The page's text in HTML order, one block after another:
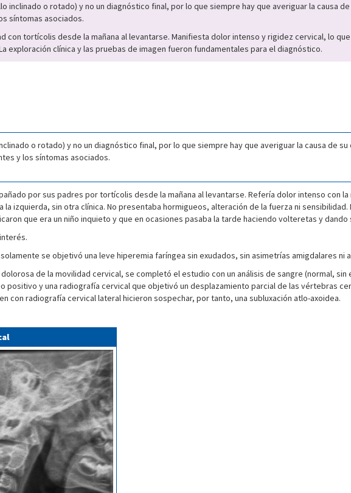
inclinado o rotado) y no un diagnóstico final, por lo que siempre hay que averiguar la causa
síntomas asociados.
con tortícolis desde la mañana al levantarse. Manifiesta dolor intenso y rigidez cervical, lo
exploración clínica y las pruebas de imagen fueron fundamentales para el diagnóstico.
o rotado) y no un diagnóstico final, por lo que siempre hay que averiguar la causa de
y los síntomas asociados.
por sus padres por tortícolis desde la mañana al levantarse. Refería dolor intenso con
la izquierda, sin otra clínica. No presentaba hormigueos, alteración de la fuerza ni
que era un niño inquieto y que en ocasiones pasaba la tarde haciendo volteretas y dando
se objetivó una leve hiperemia faríngea sin exudados, sin asimetrías amigdalares ni
de la movilidad cervical, se completó el estudio con un análisis de sangre (normal,
y una radiografía cervical que objetivó un desplazamiento parcial de las vértebras
con radiografía cervical lateral hicieron sospechar, por tanto, una subluxación atlo-axoidea.